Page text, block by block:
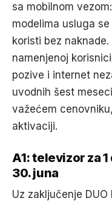
sa mobilnom
modelima usluga
koristi bez
namenjenoj
pozive i internet
uvodnih šest
važećem
aktivaciji.
A1: televizor za
30. juna
Uz zaključenje